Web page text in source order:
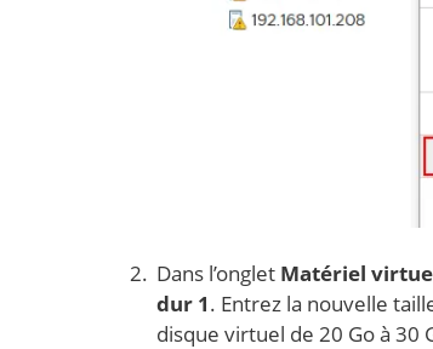
Dans l’onglet Matériel
dur 1. Entrez la nouvelle
disque virtuel de 20 Go à 30